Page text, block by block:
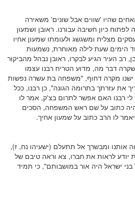
שהיו 'שווים אבל שונים' משאירה
כיון חשיבה עבורנו. ראובן ושמעון
מצליח ומשגשג ולעומתו שמעון אחיו
הימים שעת לילה מאוחרת, נשמעות
רב העיר הגיע לבקרו, ראובן נבהל מהביקור
דבר מה, מדוע הטריח רבנו עצמו
ישנו מקרה דחוף, "משפחה בת עשרה נפשות
את עזרתך בתרומה הגונה", כן רבנו, ככל
רבנו האם אפשר לתרום בצ'ק, אמר לו
כתוב על שם ראש המשפחה, הסכים
לו הרב כתוב על שמעון אחיך.
אותנו ומבשרך אל תתעלם (ישעיהו נח, ז),
יודע לראות את חברו, צא וראה טיבם של
ישראל היה אור במושבותם", כי תמיד